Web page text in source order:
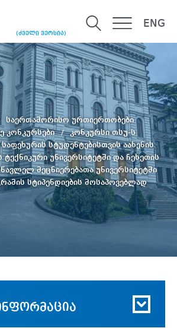
(ძველი ვერსია)
ENG
საერთაშორისო ურთიერთობები
კონკურსები
კონკურსი თსუ-ს
სტუდენტებისთვის აახენის
უნივერსიტეტში და ჩეხეთის
მეცნიერებათა უნივერსიტეტში
სტიპენდიების მოსაპოვებლად